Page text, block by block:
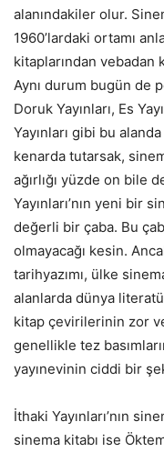
alanındakiler olur.
1960’lardaki ortamı
kitaplarından vebadan
Aynı durum bugün de
Doruk Yayınları, Es
Yayınları gibi bu
kenarda tutarsak,
ağırlığı yüzde on bile
Yayınları’nın yeni bir
değerli bir çaba. Bu
olmayacağı kesin.
tarihyazımı, ülke
alanlarda dünya
kitap çevirilerinin zor
genellikle tez
yayınevinin ciddi bir
İthaki Yayınları’nın
sinema kitabı ise